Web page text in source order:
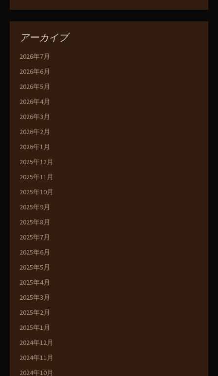
アーカイブ
2026年7月
2026年6月
2026年5月
2026年4月
2026年3月
2026年2月
2026年1月
2025年12月
2025年11月
2025年10月
2025年9月
2025年8月
2025年7月
2025年6月
2025年5月
2025年4月
2025年3月
2025年2月
2025年1月
2024年12月
2024年11月
2024年10月